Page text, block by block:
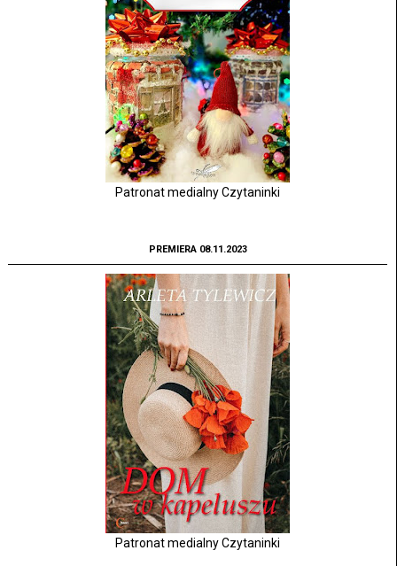
Patronat medialny Czytaninki
PREMIERA 08.11.2023
Patronat medialny Czytaninki